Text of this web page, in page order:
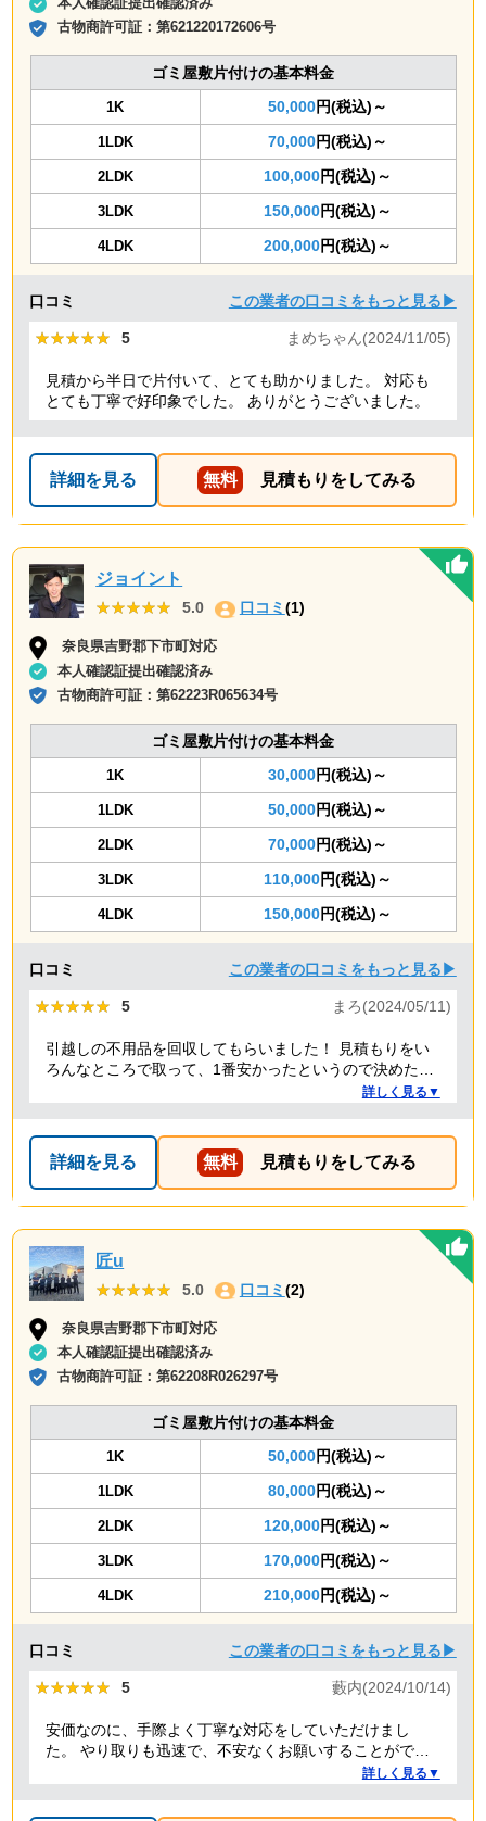
古物商許可証：第621220172606号
ゴミ屋敷片付けの基本料金
1K 50,000円(税込)～
1LDK 70,000円(税込)～
2LDK 100,000円(税込)～
3LDK 150,000円(税込)～
4LDK 200,000円(税込)～
口コミ この業者の口コミをもっと見る▶
★★★★★
★★★★★ 5 まめちゃん(2024/11/05)
見積から半日で片付いて、とても助かりました。 対応も
とても丁寧で好印象でした。 ありがとうございました。
詳細を見る 無料 見積もりをしてみる
ジョイント
★★★★★
★★★★★ 5.0 口コミ(1)
奈良県吉野郡下市町対応
本人確認証提出確認済み
古物商許可証：第62223R065634号
ゴミ屋敷片付けの基本料金
1K 30,000円(税込)～
1LDK 50,000円(税込)～
2LDK 70,000円(税込)～
3LDK 110,000円(税込)～
4LDK 150,000円(税込)～
口コミ この業者の口コミをもっと見る▶
★★★★★
★★★★★ 5 まろ(2024/05/11)
引越しの不用品を回収してもらいました！ 見積もりをい
ろんなところで取って、1番安かったというので決めたの
ですが、 対応や話し方も、丁寧で優しく、 作業自体も素
詳しく見る▼
詳細を見る 無料 見積もりをしてみる
匠u
★★★★★
★★★★★ 5.0 口コミ (2)
奈良県吉野郡下市町対応
本人確認証提出確認済み
古物商許可証：第62208R026297号
ゴミ屋敷片付けの基本料金
1K 50,000円(税込)～
1LDK 80,000円(税込)～
2LDK 120,000円(税込)～
3LDK 170,000円(税込)～
4LDK 210,000円(税込)～
口コミ この業者の口コミをもっと見る▶
★★★★★
★★★★★ 5 藪内(2024/10/14)
安価なのに、手際よく丁寧な対応をしていただけまし
た。 やり取りも迅速で、不安なくお願いすることができ
詳しく見る▼